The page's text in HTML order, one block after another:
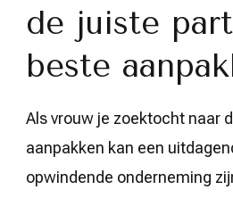
de juiste
beste
Als vrouw je zoektocht naar
aanpakken kan een
opwindende onderneming